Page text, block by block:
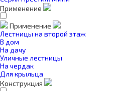
Применение
Применение
Лестницы на второй этаж
В дом
На дачу
Уличные лестницы
На чердак
Для крыльца
Конструкция